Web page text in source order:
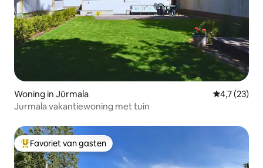
Woning in Jūrmala
4,7 (23)
Jurmala vakantiewoning met tuin
Topfavoriet van gasten
Favoriet van gasten